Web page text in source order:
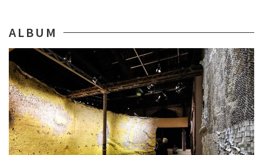
ALBUM